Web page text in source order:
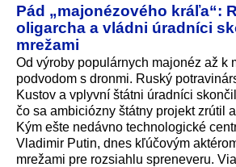
Pád „majonézového kráľa“:
oligarcha a vládni úradníci
mrežami
Od výroby populárnych majonéz až k
podvodom s dronmi. Ruský
Kustov a vplyvní štátni úradníci
čo sa ambiciózny štátny projekt zrútil
Kým ešte nedávno technologické
Vladimir Putin, dnes kľúčovým
mrežami pre rozsiahlu spreneveru.